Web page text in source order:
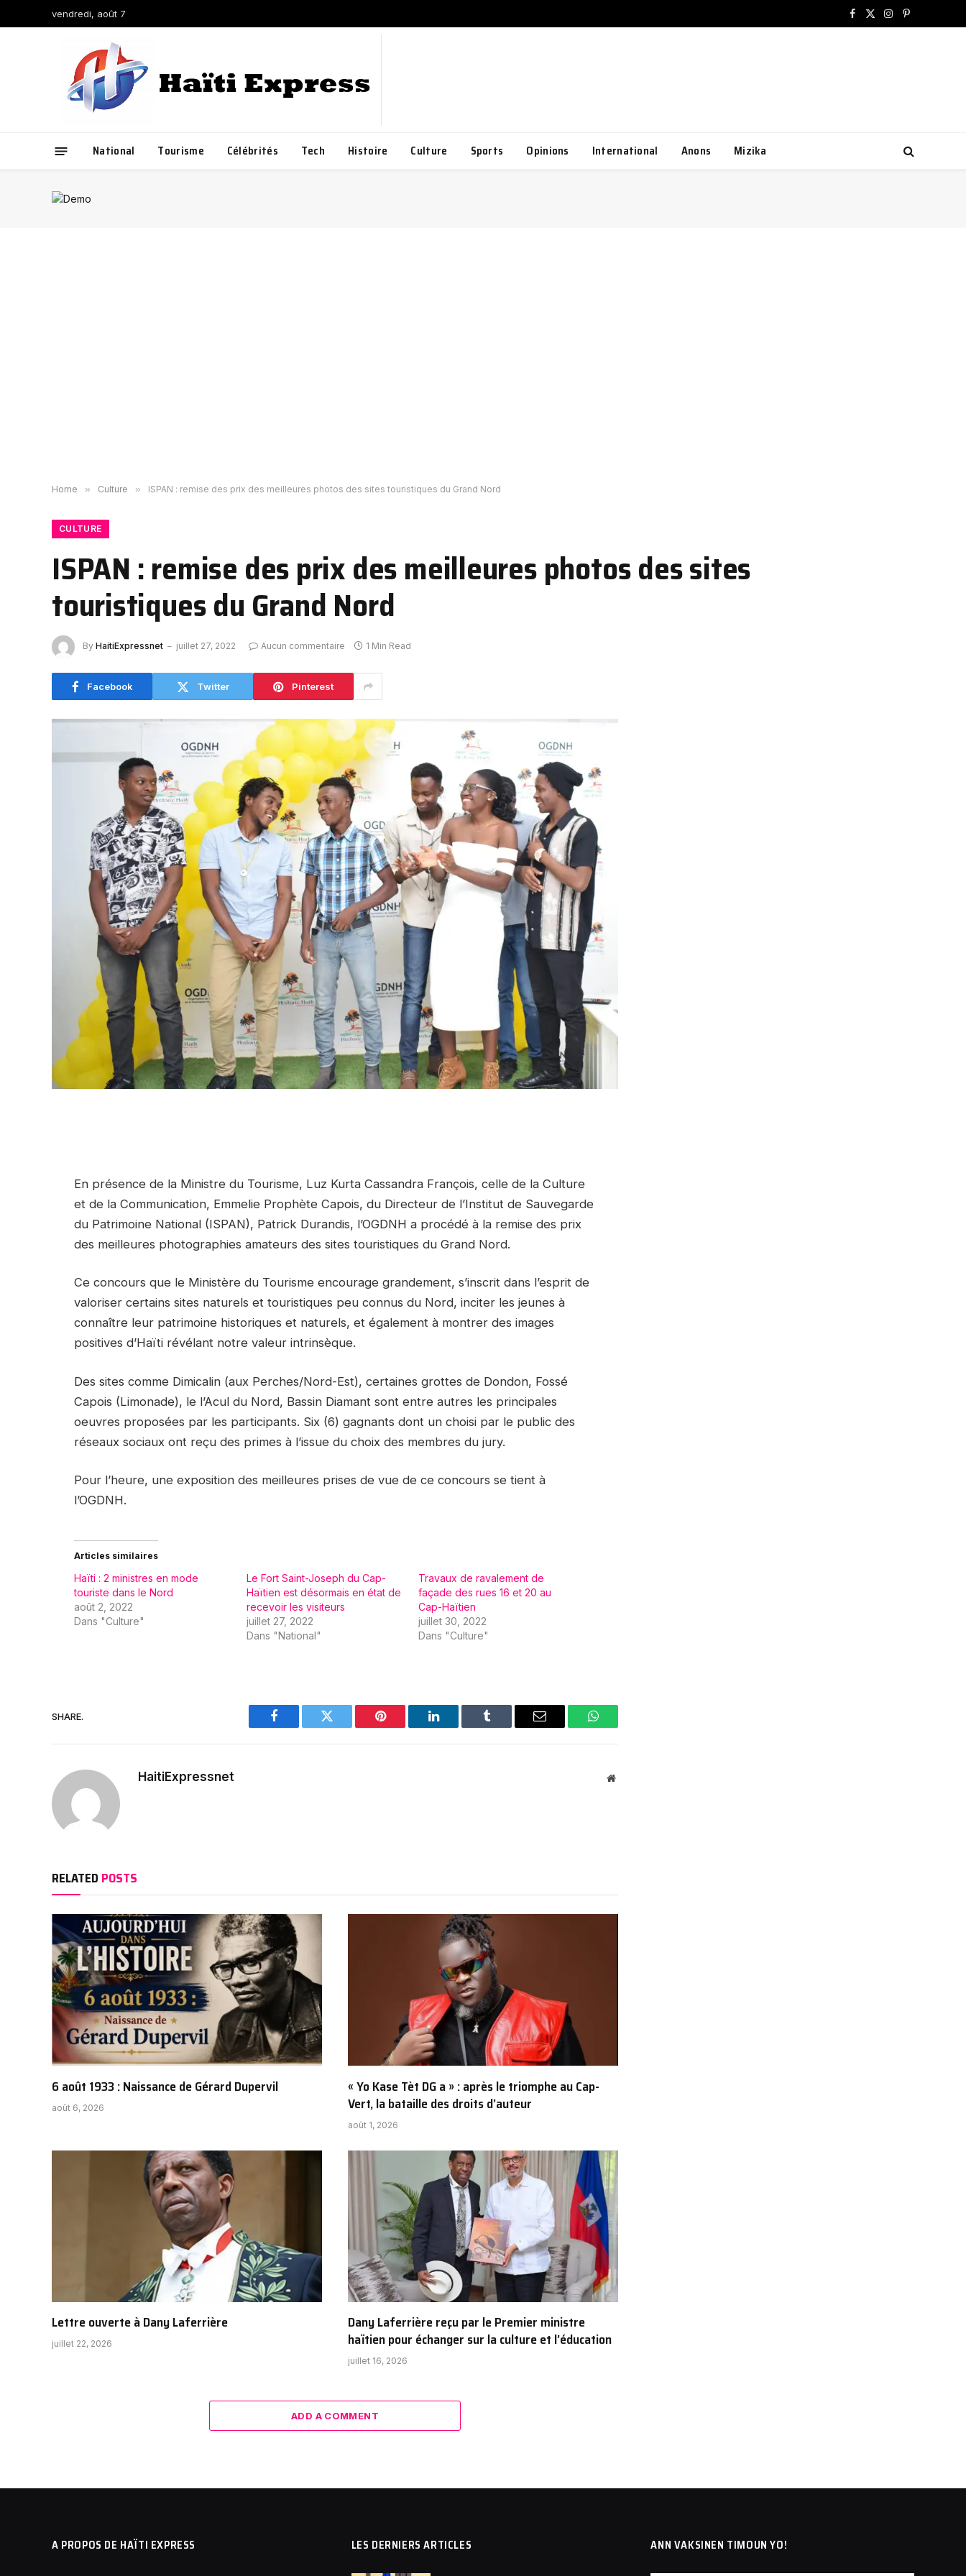
vendredi, août 7
Facebook
X
Instagram
Pinterest
National Tourisme Célébrités Tech Histoire Culture Sports Opinions International Anons Mizika
Home » Culture » ISPAN : remise des prix des meilleures photos des sites touristiques du Grand Nord
CULTURE
ISPAN : remise des prix des meilleures photos des sites
touristiques du Grand Nord
By HaitiExpressnet juillet 27, 2022 Aucun commentaire 1 Min Read
Facebook Twitter Pinterest
En présence de la Ministre du Tourisme, Luz Kurta Cassandra François, celle de la Culture
et de la Communication, Emmelie Prophète Capois, du Directeur de l’Institut de Sauvegarde
du Patrimoine National (ISPAN), Patrick Durandis, l’OGDNH a procédé à la remise des prix
des meilleures photographies amateurs des sites touristiques du Grand Nord.
Ce concours que le Ministère du Tourisme encourage grandement, s’inscrit dans l’esprit de
valoriser certains sites naturels et touristiques peu connus du Nord, inciter les jeunes à
connaître leur patrimoine historiques et naturels, et également à montrer des images
positives d’Haïti révélant notre valeur intrinsèque.
Des sites comme Dimicalin (aux Perches/Nord-Est), certaines grottes de Dondon, Fossé
Capois (Limonade), le l’Acul du Nord, Bassin Diamant sont entre autres les principales
oeuvres proposées par les participants. Six (6) gagnants dont un choisi par le public des
réseaux sociaux ont reçu des primes à l’issue du choix des membres du jury.
Pour l’heure, une exposition des meilleures prises de vue de ce concours se tient à
l’OGDNH.
Articles similaires
Haïti : 2 ministres en mode
touriste dans le Nord
août 2, 2022
Dans "Culture"
Le Fort Saint-Joseph du Cap-
Haïtien est désormais en état de
recevoir les visiteurs
juillet 27, 2022
Dans "National"
Travaux de ravalement de
façade des rues 16 et 20 au
Cap-Haïtien
juillet 30, 2022
Dans "Culture"
SHARE.
Facebook Twitter Pinterest LinkedIn Tumblr Email WhatsApp
HaitiExpressnet Website
RELATED POSTS
6 août 1933 : Naissance de Gérard Dupervil
août 6, 2026
« Yo Kase Tèt DG a » : après le triomphe au Cap-
Vert, la bataille des droits d’auteur
août 1, 2026
Lettre ouverte à Dany Laferrière
juillet 22, 2026
Dany Laferrière reçu par le Premier ministre
haïtien pour échanger sur la culture et l’éducation
juillet 16, 2026
ADD A COMMENT
A PROPOS DE HAÏTI EXPRESS LES DERNIERS ARTICLES ANN VAKSINEN TIMOUN YO!